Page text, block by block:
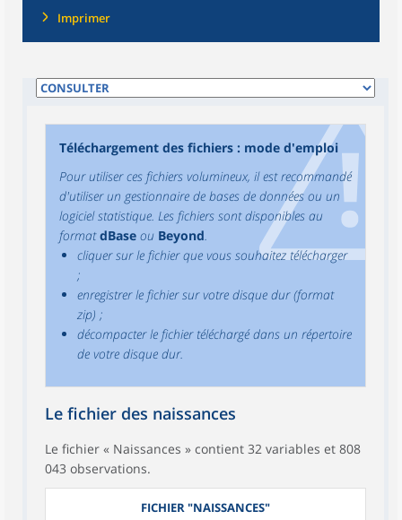
Imprimer
Téléchargement des fichiers : mode d'emploi
Pour utiliser ces fichiers volumineux, il est recommandé
d'utiliser un gestionnaire de bases de données ou un
logiciel statistique. Les fichiers sont disponibles au
formatdBase ou Beyond.
cliquer sur le fichier que vous souhaitez télécharger
;
enregistrer le fichier sur votre disque dur (format
zip) ;
décompacter le fichier téléchargé dans un répertoire
de votre disque dur.
Le fichier des naissances
Le fichier « Naissances » contient 32 variables et 808
043 observations.
FICHIER "NAISSANCES"